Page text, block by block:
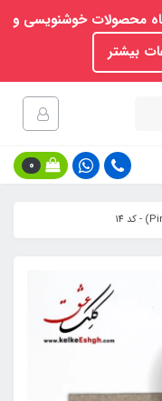
محصولات خوشنویسی و
بیشتر
0